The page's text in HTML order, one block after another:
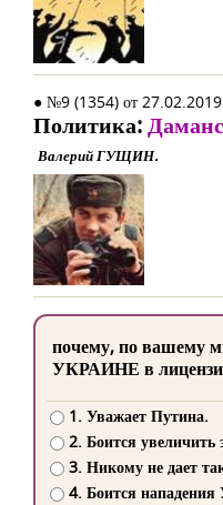
● №9 (1354) от 27.02.2019
Политика:
Валерий ГУЩИН.
почему, по вашему
УКРАИНЕ в
1. Уважает Путина.
2. Боится
3. Никому не дает
4. Боится